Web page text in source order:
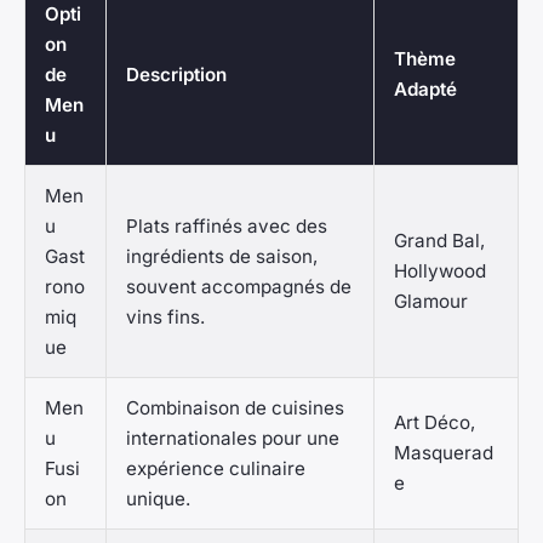
Opti
on
de
Men
u
Description
Thème
Adapté
Men
u
Gast
rono
miq
ue
Plats raffinés avec des
ingrédients de saison,
souvent accompagnés de
vins fins.
Grand Bal,
Hollywood
Glamour
Men
u
Fusi
on
Combinaison de cuisines
internationales pour une
expérience culinaire
unique.
Art Déco,
Masquerad
e